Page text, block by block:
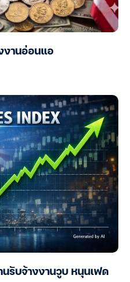
งานอ่อนแอ
รับจ้างงานวูบ หนุนเฟด